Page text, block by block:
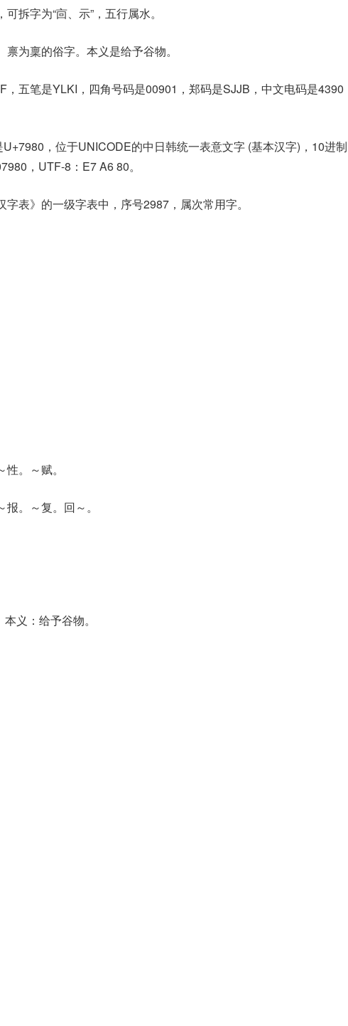
拆字为“㐭、示”，五行属水。
禀为稟的俗字。本义是给予谷物。
，五笔是YLKI，四角号码是00901，郑码是SJJB，中文电码是4390
U+7980，位于UNICODE的中日韩统一表意文字 (基本汉字)，10进制
，UTF-8：E7 A6 80。
字表》的一级字表中，序号2987，属次常用字。
。～赋。
。～复。回～。
义：给予谷物。